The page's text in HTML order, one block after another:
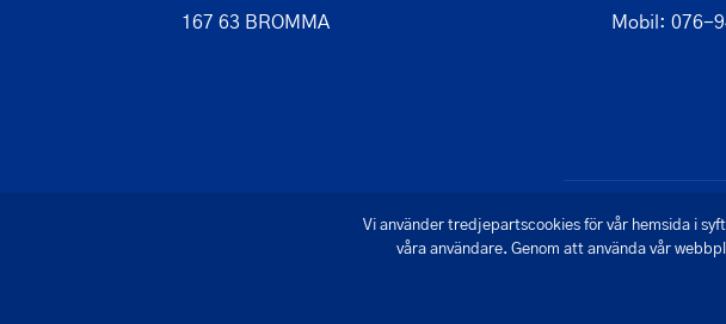
167 63 BROMMA
Mobil: 076-
© 2026 -
Vi använder tredjepartscookies för vår hemsida i
våra användare. Genom att använda vår